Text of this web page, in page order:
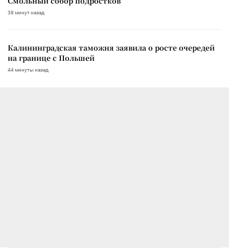
38 минут назад
Калининградская таможня заявила о росте очередей
на границе с Польшей
44 минуты назад